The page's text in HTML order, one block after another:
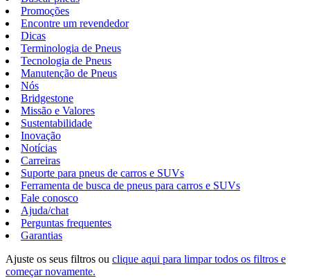
Promoções
Encontre um revendedor
Dicas
Terminologia de Pneus
Tecnologia de Pneus
Manutenção de Pneus
Nós
Bridgestone
Missão e Valores
Sustentabilidade
Inovação
Notícias
Carreiras
Suporte para pneus de carros e SUVs
Ferramenta de busca de pneus para carros e SUVs
Fale conosco
Ajuda/chat
Perguntas frequentes
Garantias
Ajuste os seus filtros ou clique aqui para limpar todos os filtros e
começar novamente.